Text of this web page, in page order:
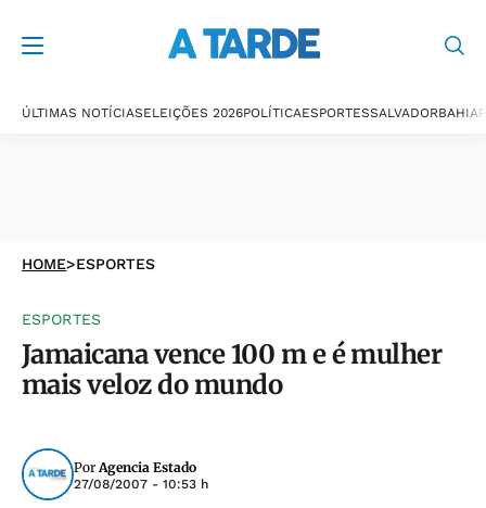
ÚLTIMAS NOTÍCIASELEIÇÕES 2026POLÍTICAESPORTESSALVADORBAHIA
HOME>ESPORTES
ESPORTES
Jamaicana vence 100 m e é mulher
mais veloz do mundo
PorAgencia Estado
27/08/2007 - 10:53 h